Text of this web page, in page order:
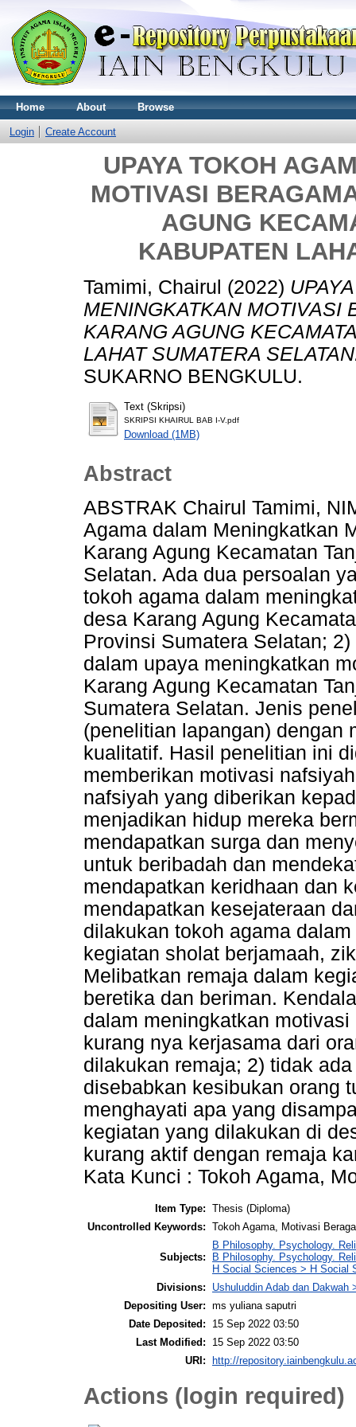
Home About Browse
Login Create Account
UPAYA TOKOH
MOTIVASI
AGUNG
KABUPATEN
Tamimi, Chairul (2022)
MENINGKATKAN MOTIVASI
KARANG AGUNG
LAHAT SUMATERA
SUKARNO BENGKULU.
Text (Skripsi)
SKRIPSI KHAIRUL BAB I-V.pdf
Download (1MB)
Abstract
ABSTRAK Chairul Tamimi,
Agama dalam Meningkatkan
Karang Agung Kecamatan
Selatan. Ada dua persoalan
tokoh agama dalam
desa Karang Agung
Provinsi Sumatera Selatan;
dalam upaya meningkatkan
Karang Agung Kecamatan
Sumatera Selatan. Jenis
(penelitian lapangan) dengan
kualitatif. Hasil penelitian ini
memberikan motivasi
nafsiyah yang diberikan
menjadikan hidup mereka
mendapatkan surga dan
untuk beribadah dan
mendapatkan keridhaan dan
mendapatkan kesejateraan
dilakukan tokoh agama
kegiatan sholat berjamaah,
Melibatkan remaja dalam
beretika dan beriman.
dalam meningkatkan
kurang nya kerjasama dari
dilakukan remaja; 2) tidak
disebabkan kesibukan orang
menghayati apa yang
kegiatan yang dilakukan di
kurang aktif dengan remaja
Kata Kunci : Tokoh Agama,
Item Type: Thesis (Diploma)
Uncontrolled Keywords: Tokoh Agama, Motivasi
Subjects:
B Philosophy. Psychology.
B Philosophy. Psychology.
H Social Sciences > H Social
Divisions:
Ushuluddin Adab dan
Depositing User: ms yuliana saputri
Date Deposited:
15 Sep 2022 03:50
Last Modified:
15 Sep 2022 03:50
URI:
http://
Actions (login required)